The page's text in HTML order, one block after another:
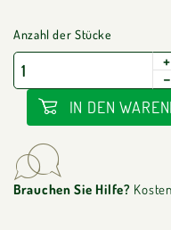
Anzahl der Stücke
+
−
IN DEN
Brauchen Sie Hilfe?